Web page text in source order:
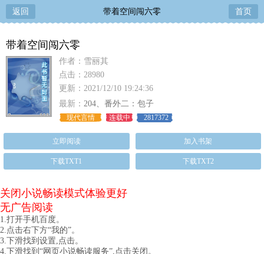
返回 带着空间闯六零 首页
带着空间闯六零
作者：雪丽其
点击：28980
更新：2021/12/10 19:24:36
最新： 204、番外二：包子
现代言情 连载中 2817372
立即阅读 加入书架
下载TXT1 下载TXT2
关闭小说畅读模式体验更好
无广告阅读
1.打开手机百度。
2.点击右下方“我的”。
3.下滑找到设置,点击。
4.下滑找到“网页小说畅读服务”,点击关闭。